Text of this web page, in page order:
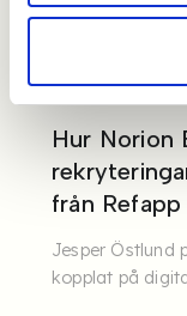
Hur Norion
från Refapp
Jesper Östlund
kopplat på